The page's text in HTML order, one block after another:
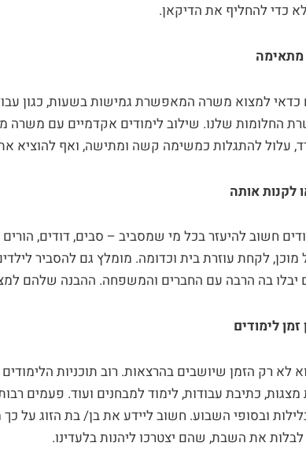
כדי להחליף את הדיקאן.
מתאימה
כדאי למצוא משרה המאפשרת גמישות בשעות, כגון
החלומות שלנו. שילוב לימודים אקדמיים עם
עלול להתגלות כמשימה קשה ומתישה, ואף להוציא
לקנות אותה
חשוב להיעזר בכל מי שמסביב – סבים, דודים,
מוכן, לקחת עוזרת בית וכדומה. מומלץ גם להסביר
יבלו בה הרבה עם החברים והמשפחה. ההבנה שלהם
לימודים
לא רק הזמן שיושבים בהרצאות. רוב תוכניות
כתיבת עבודות, לימוד למבחנים ועוד. פעמים
ובסופי השבוע. חשוב ליידע את בן/ בת הזוג על
את השבת, שהם יצטרכו ליהנות בלעדינו.